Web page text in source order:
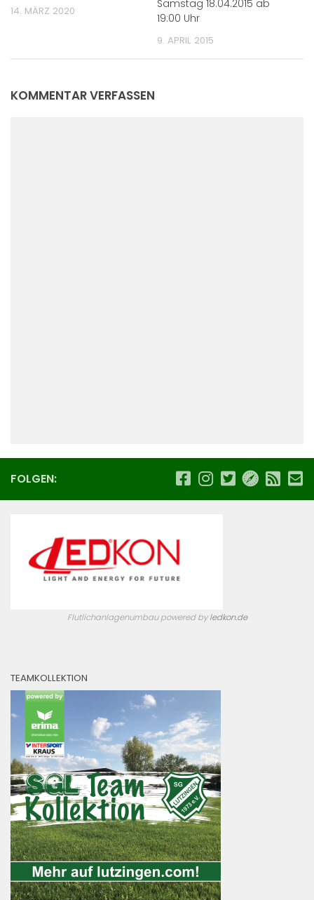
14. MÄRZ 2020
Samstag 18.04.2015 ab
19:00 Uhr
9. APRIL 2015
KOMMENTAR VERFASSEN
FOLGEN:
Flutlichanlagenumbau powered byledkon.de
TEAMKOLLEKTION